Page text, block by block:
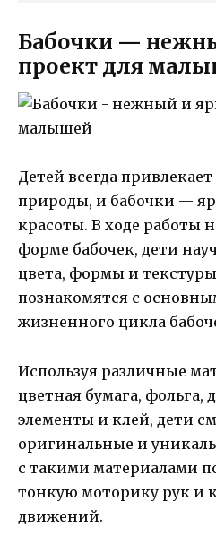
Бабочки —
проект для
Детей всегда
природы, и бабочки —
красоты. В ходе работы
форме бабочек, дети
цвета, формы и
познакомятся с
жизненного цикла
Используя различные
цветная бумага, фольга,
элементы и клей, дети
оригинальные и
с такими материалами
тонкую моторику рук и
движений.